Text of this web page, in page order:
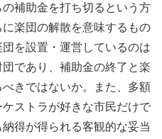
補助金を打ち切るという方
楽団の解散を意味するもの
を設置・運営しているのは
であり、補助金の終了と楽
きではないか。また、多額
ストラが好きな市民だけで
得が得られる客観的な妥当